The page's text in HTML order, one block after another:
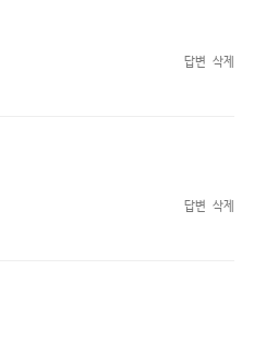
답변 삭제
답변 삭제